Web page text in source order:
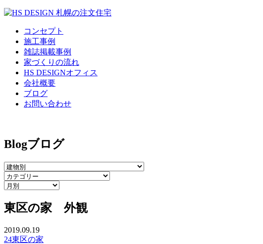
コンセプト
施工事例
雑誌掲載事例
家づくりの流れ
HS DESIGNオフィス
会社概要
ブログ
お問い合わせ
Blogブログ
東区の家 外観
2019.09.19
24東区の家